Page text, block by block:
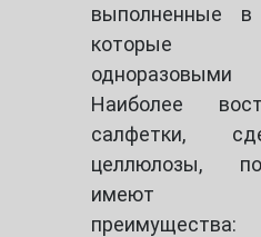
выполненные
которые
Наиболее
салфетки,
целлюлозы,
имеют
преимущества: